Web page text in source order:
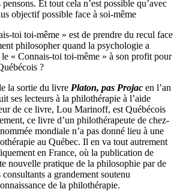
Et tout cela n’est possible qu’avec
objectif possible face à soi-même
toi toi-même » est de prendre du recul face
philosopher quand la psychologie a
« Connais-toi toi-même » à son profit pour
?
la sortie du livre Platon, pas Projac en l’an
ses lecteurs à la philothérapie à l’aide
de ce livre, Lou Marinoff, est Québécois
ce livre d’un philothérapeute de chez-
mondiale n’a pas donné lieu à une
au Québec. Il en va tout autrement
en France, où la publication de
nouvelle pratique de la philosophie par de
a grandement soutenu
de la philothérapie.